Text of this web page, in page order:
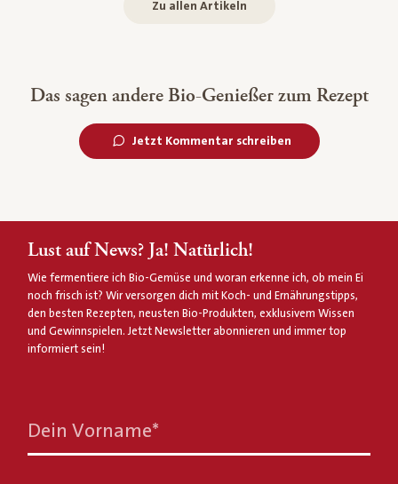
Zu allen Artikeln
Das sagen andere Bio-Genießer zum Rezept
Jetzt Kommentar schreiben
Lust auf News? Ja! Natürlich!
Wie fermentiere ich Bio-Gemüse und woran erkenne ich, ob mein Ei
noch frisch ist? Wir versorgen dich mit Koch- und Ernährungstipps,
den besten Rezepten, neusten Bio-Produkten, exklusivem Wissen
und Gewinnspielen. Jetzt Newsletter abonnieren und immer top
informiert sein!
Dein Vorname*